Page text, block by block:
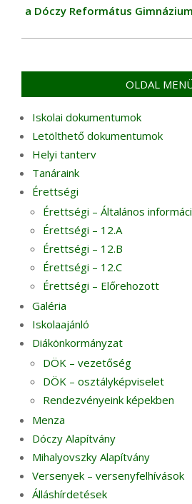
a Dóczy Református
OLDAL
Iskolai dokumentumok
Letölthető dokumentumok
Helyi tanterv
Tanáraink
Érettségi
Érettségi – Általános
Érettségi – 12.A
Érettségi – 12.B
Érettségi – 12.C
Érettségi – Előrehozott
Galéria
Iskolaajánló
Diákönkormányzat
DÖK – vezetőség
DÖK – osztályképviselet
Rendezvényeink képekben
Menza
Dóczy Alapítvány
Mihalyovszky Alapítvány
Versenyek – versenyfelhívások
Álláshírdetések